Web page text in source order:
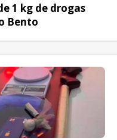
1 kg de drogas
Bento